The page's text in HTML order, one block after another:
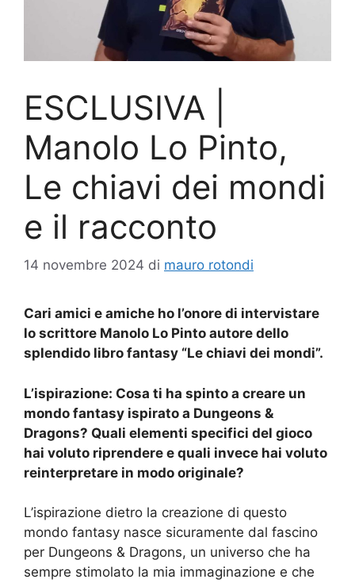
ESCLUSIVA |
Manolo Lo Pinto,
Le chiavi dei mondi
e il racconto
14 novembre 2024 di mauro rotondi
Cari amici e amiche ho l’onore di intervistare
lo scrittore Manolo Lo Pinto autore dello
splendido libro fantasy “Le chiavi dei mondi”.
L’ispirazione: Cosa ti ha spinto a creare un
mondo fantasy ispirato a Dungeons &
Dragons? Quali elementi specifici del gioco
hai voluto riprendere e quali invece hai voluto
reinterpretare in modo originale?
L’ispirazione dietro la creazione di questo
mondo fantasy nasce sicuramente dal fascino
per Dungeons & Dragons, un universo che ha
sempre stimolato la mia immaginazione e che